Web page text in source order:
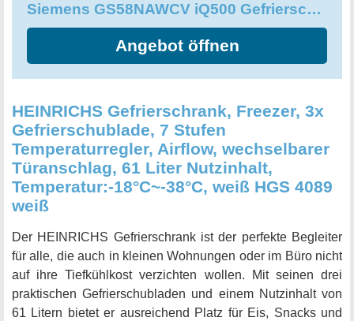
zuverlässigen Helfer im Alltag. Ein weiteres Plus: Dieser
Gefrierschrank trägt auch zum Umweltschutz bei, denn er
erreicht die Energieeffizienzklasse C und spart somit
Energie und Kosten. Insgesamt ist der Siemens
die sich auf jeden Fall lohnt.
Siemens GS58NAWCV iQ500 Gefrierschrank, 191 x 70 cm
Angebot öffnen
HEINRICHS Gefrierschrank, Freezer, 3x
Gefrierschublade, 7 Stufen
Temperaturregler, Airflow, wechselbarer
Türanschlag, 61 Liter Nutzinhalt,
Temperatur:-18°C~-38°C, weiß HGS 4089
weiß
Der HEINRICHS Gefrierschrank ist der perfekte Begleiter
für alle, die auch in kleinen Wohnungen oder im Büro nicht
auf ihre Tiefkühlkost verzichten wollen. Mit seinen drei
praktischen Gefrierschubladen und einem Nutzinhalt von
61 Litern bietet er ausreichend Platz für Eis, Snacks und